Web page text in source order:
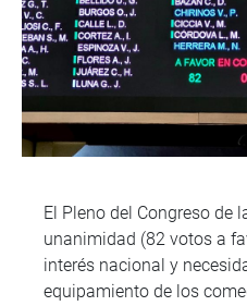
El Pleno del Congreso de
unanimidad (82 votos a
interés nacional y
equipamiento de los